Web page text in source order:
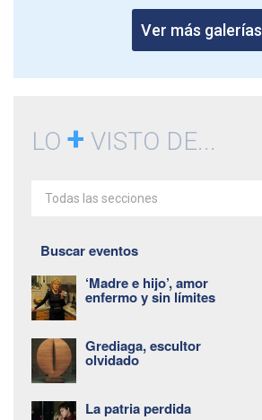
Ver más galerías
LO + VISTO DE...
Todas las secciones
Buscar eventos
‘Madre e hijo’, amor
enfermo y sin límites
Grediaga, escultor
olvidado
La patria perdida